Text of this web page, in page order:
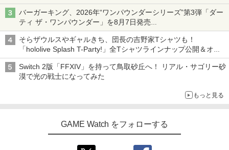
ニンテンドーeショップでは「大神 絶景版」が67%オフで990円
バーガーキング、2026年“ワンパウンダーシリーズ”第3弾「ダー
ティ ザ・ワンパウンダー」を8月7日発売
「特製ガーリックマヨソース」を使用した超大型チーズバーガー
そらザウルスやギャルきち、団長の吉野家Tシャツも！
「hololive Splash T-Party!」全Tシャツラインナップ公開＆オン
ライン販売開始
Switch 2版「FFXIV」を持って鳥取砂丘へ！ リアル・サゴリー砂
漠で光の戦士になってみた
もっと見る
GAME Watch をフォローする